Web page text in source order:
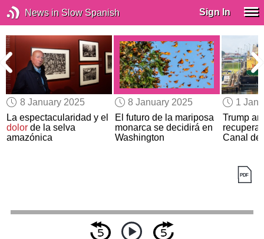
News in Slow Spanish Sign In
8 January 2025
La espectacularidad y el
dolor de la selva
amazónica
8 January 2025
El futuro de la mariposa
monarca se decidirá en
Washington
1
Trump
Canal de